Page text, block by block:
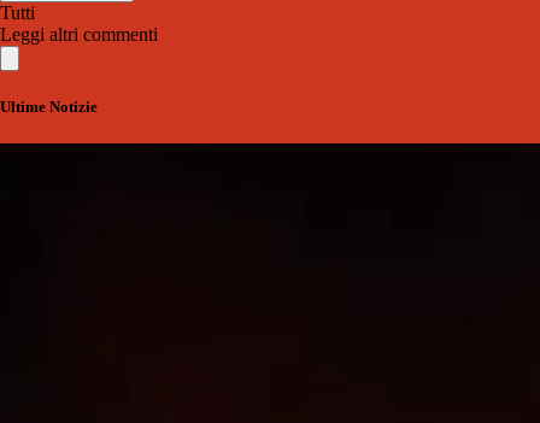
Tutti
Leggi altri commenti
Ultime Notizie